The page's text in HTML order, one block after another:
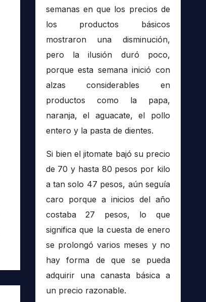
semanas en que los precios de
los productos básicos
mostraron una disminución,
pero la ilusión duró poco,
porque esta semana inició con
alzas considerables en
productos como la papa,
naranja, el aguacate, el pollo
entero y la pasta de dientes.
Si bien el jitomate bajó su precio
de 70 y hasta 80 pesos por kilo
a tan solo 47 pesos, aún seguía
caro porque a inicios del año
costaba 27 pesos, lo que
significa que la cuesta de enero
se prolongó varios meses y no
hay forma de que se pueda
adquirir una canasta básica a
un precio razonable.